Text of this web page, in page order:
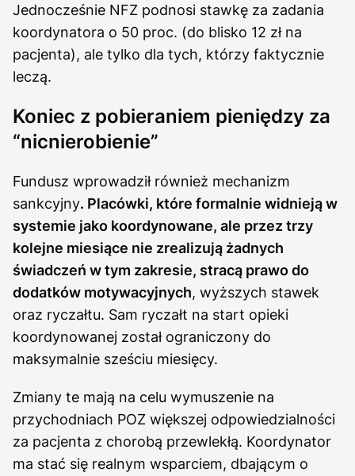
Jednocześnie NFZ podnosi stawkę za zadania
koordynatora o 50 proc. (do blisko 12 zł na
pacjenta), ale tylko dla tych, którzy faktycznie
leczą.
Koniec z pobieraniem pieniędzy za
“nicnierobienie”
Fundusz wprowadził również mechanizm
sankcyjny. Placówki, które formalnie widnieją w
systemie jako koordynowane, ale przez trzy
kolejne miesiące nie zrealizują żadnych
świadczeń w tym zakresie, stracą prawo do
dodatków motywacyjnych, wyższych stawek
oraz ryczałtu. Sam ryczałt na start opieki
koordynowanej został ograniczony do
maksymalnie sześciu miesięcy.
Zmiany te mają na celu wymuszenie na
przychodniach POZ większej odpowiedzialności
za pacjenta z chorobą przewlekłą. Koordynator
ma stać się realnym wsparciem, dbającym o